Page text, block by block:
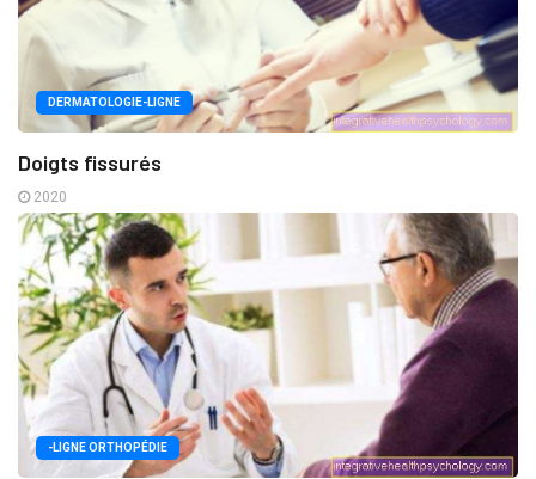
DERMATOLOGIE-LIGNE
Doigts fissurés
2020
-LIGNE ORTHOPÉDIE